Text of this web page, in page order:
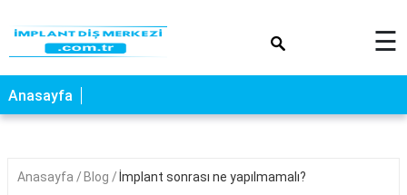
☰
Anasayfa
Anasayfa Blog İmplant sonrası ne yapılmamalı?